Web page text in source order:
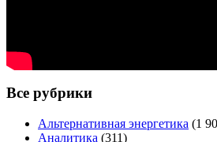
Все рубрики
Альтернативная энергетика (1
Аналитика (311)